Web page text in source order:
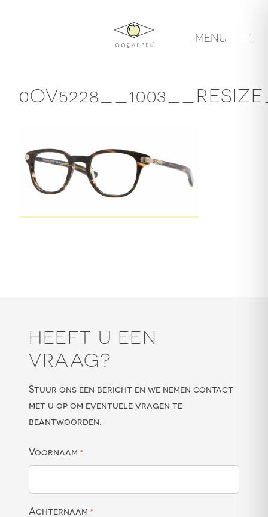
MENU
HEEFT U EEN
VRAAG?
Stuur ons een bericht en we nemen contact
met u op om eventuele vragen te
beantwoorden.
Voornaam *
Achternaam *